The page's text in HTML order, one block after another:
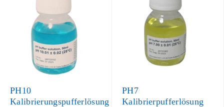
PH10
Kalibrierungspufferlösung
PH7
Kalibrierpufferlösung